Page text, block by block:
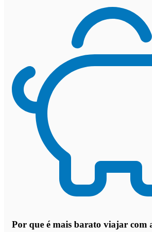
Por que é mais barato viajar com